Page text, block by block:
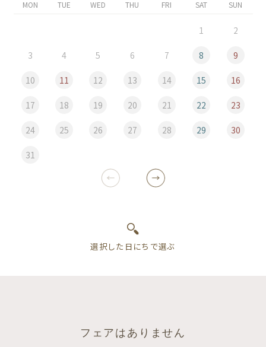
MON TUE WED THU FRI SAT SUN
1 2
3 4 5 6 7 8 9
10 11 12 13 14 15 16
17 18 19 20 21 22 23
24 25 26 27 28 29 30
31
フェアはありません